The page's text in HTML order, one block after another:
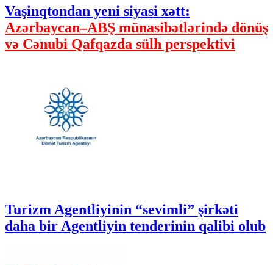
Vaşinqtondan yeni siyasi xətt:
Azərbaycan–ABŞ münasibətlərində dönüş
və Cənubi Qafqazda sülh perspektivi
Turizm Agentliyinin “sevimli” şirkəti
daha bir Agentliyin tenderinin qalibi olub